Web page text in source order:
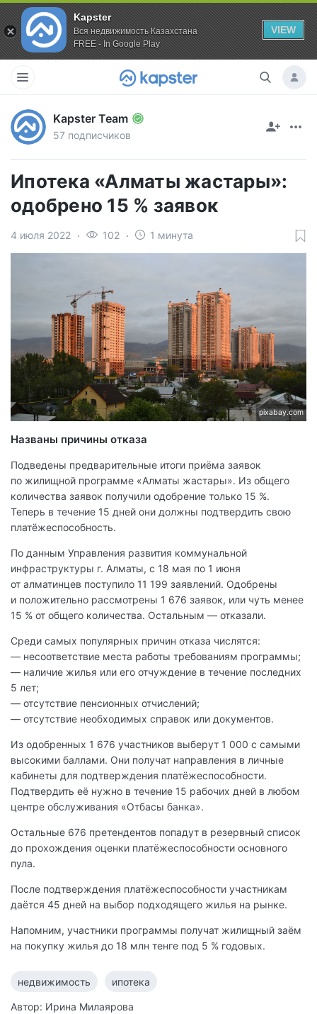
Kapster
Вся недвижимость Казахстана
FREE - In Google Play
VIEW
Kapster Team
57 подписчиков
Ипотека «Алматы жастары»:
одобрено 15 % заявок
4 июля 2022 102 1 минута
pixabay.com
Названы причины отказа
Подведены предварительные итоги приёма заявок
по жилищной программе «Алматы жастары». Из общего
количества заявок получили одобрение только 15 %.
Теперь в течение 15 дней они должны подтвердить свою
платёжеспособность.
По данным Управления развития коммунальной
инфраструктуры г. Алматы, с 18 мая по 1 июня
от алматинцев поступило 11 199 заявлений. Одобрены
и положительно рассмотрены 1 676 заявок, или чуть менее
15 % от общего количества. Остальным — отказали.
Среди самых популярных причин отказа числятся:
— несоответствие места работы требованиям программы;
— наличие жилья или его отчуждение в течение последних
5 лет;
— отсутствие пенсионных отчислений;
— отсутствие необходимых справок или документов.
Из одобренных 1 676 участников выберут 1 000 с самыми
высокими баллами. Они получат направления в личные
кабинеты для подтверждения платёжеспособности.
Подтвердить её нужно в течение 15 рабочих дней в любом
центре обслуживания «Отбасы банка».
Остальные 676 претендентов попадут в резервный список
до прохождения оценки платёжеспособности основного
пула.
После подтверждения платёжеспособности участникам
даётся 45 дней на выбор подходящего жилья на рынке.
Напомним, участники программы получат жилищный заём
на покупку жилья до 18 млн тенге под 5 % годовых.
недвижимость ипотека
Автор: Ирина Милаярова